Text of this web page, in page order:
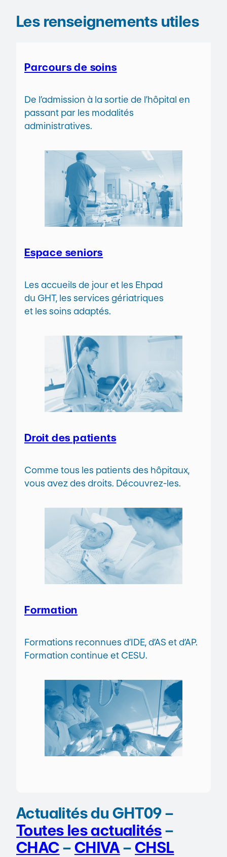
Les renseignements utiles
Parcours de soins
De l’admission à la sortie de l’hôpital en
passant par les modalités
administratives.
Espace seniors
Les accueils de jour et les Ehpad
du GHT, les services gériatriques
et les soins adaptés.
Droit des patients
Comme tous les patients des hôpitaux,
vous avez des droits. Découvrez-les.
Formation
Formations reconnues d’IDE, d’AS et d’AP.
Formation continue et CESU.
Actualités du GHT09 –
Toutes les actualités –
CHAC – CHIVA –CHSL